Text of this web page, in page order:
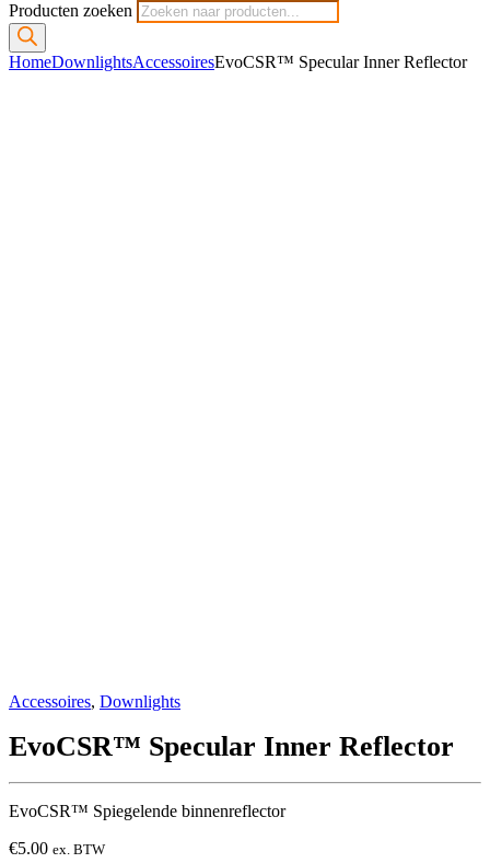
Producten zoeken
HomeDownlightsAccessoiresEvoCSR™ Specular Inner Reflector
Accessoires, Downlights
EvoCSR™ Specular Inner Reflector
EvoCSR™ Spiegelende binnenreflector
€5.00 ex. BTW